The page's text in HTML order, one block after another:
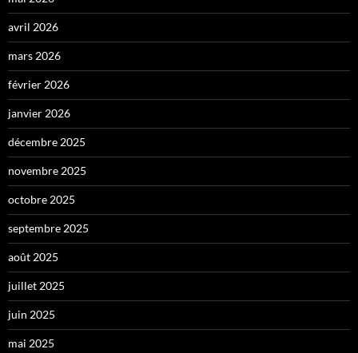
avril 2026
mars 2026
février 2026
janvier 2026
décembre 2025
novembre 2025
octobre 2025
septembre 2025
août 2025
juillet 2025
juin 2025
mai 2025